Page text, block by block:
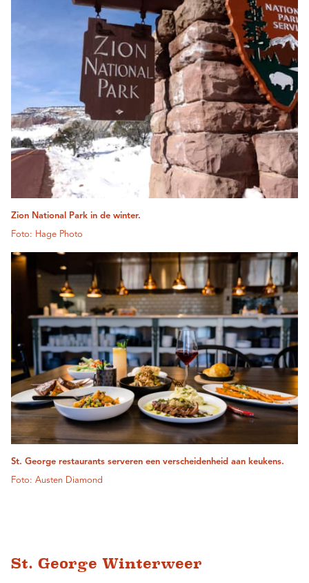
Zion National Park in de winter.
Foto: Hage Photo
St. George restaurants serveren een verscheidenheid aan keukens.
Foto: Austen Diamond
St. George Winterweer